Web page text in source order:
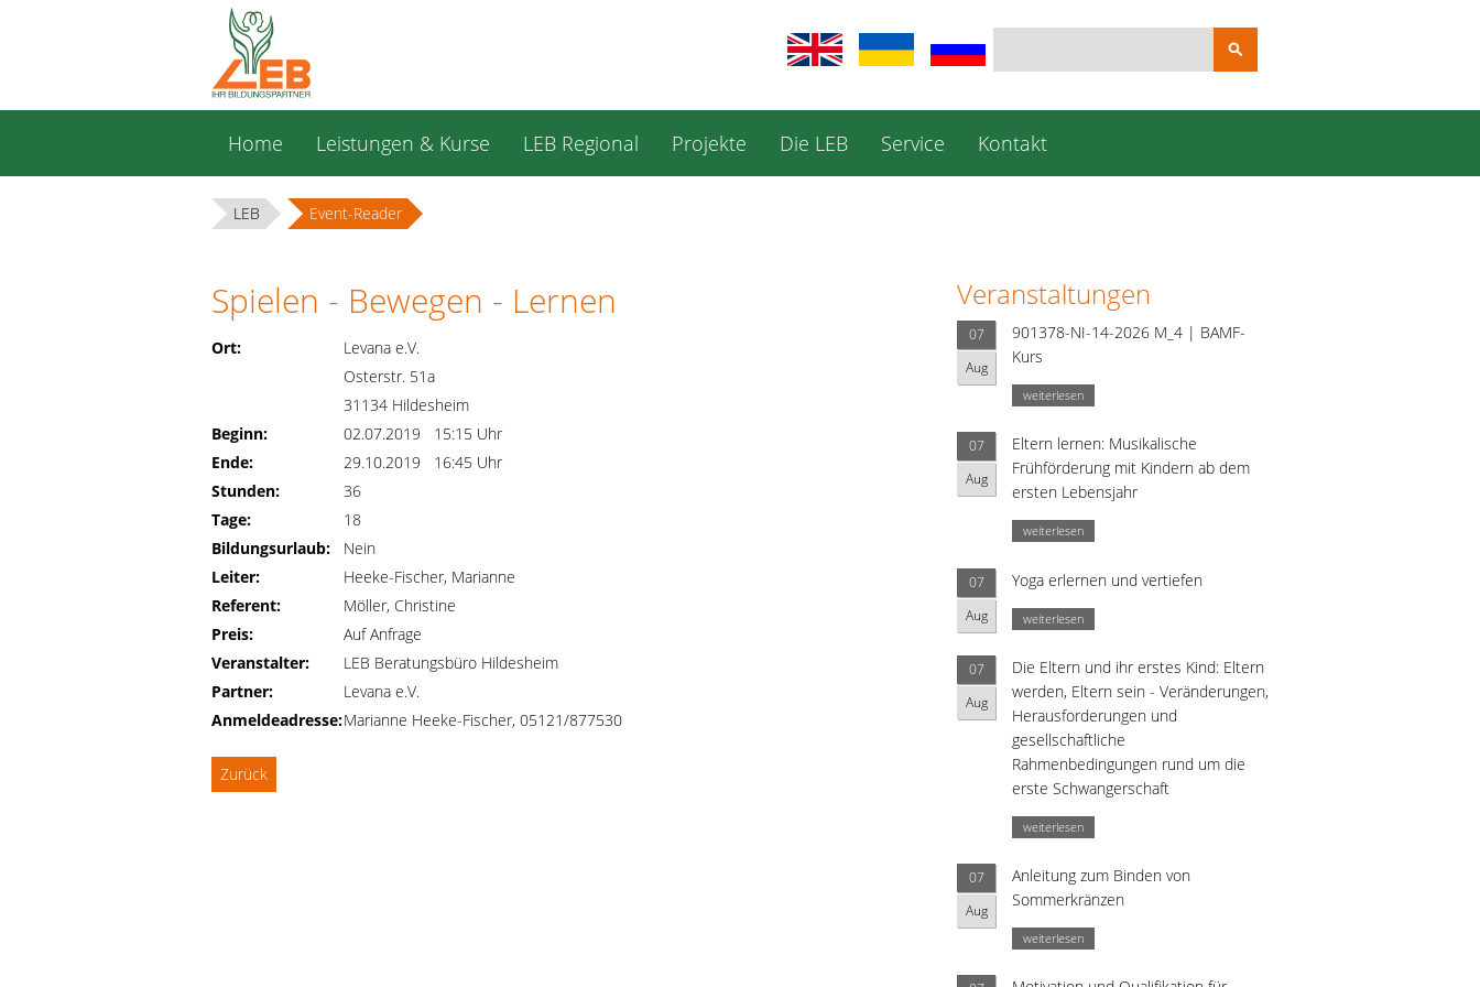
Suchbegriffe
überspringen
Home Leistungen & Kurse LEB Regional Projekte Die LEB Service Kontakt
LEB Event-Reader
Spielen - Bewegen - Lernen
Ort:
Levana e.V.
Osterstr. 51a
31134 Hildesheim
Beginn:
02.07.2019 15:15 Uhr
Ende:
29.10.2019 16:45 Uhr
Stunden:
36
Tage:
18
Bildungsurlaub:
Nein
Leiter:
Heeke-Fischer, Marianne
Referent:
Möller, Christine
Preis:
Auf Anfrage
Veranstalter:
LEB Beratungsbüro Hildesheim
Partner:
Levana e.V.
Anmeldeadresse:Marianne Heeke-Fischer, 05121/877530
Zurück
Veranstaltungen
07
Aug
901378-NI-14-2026 M_4 | BAMF-
Kurs
weiterlesen
07
Aug
Eltern lernen: Musikalische
Frühförderung mit Kindern ab dem
ersten Lebensjahr
weiterlesen
07
Aug
Yoga erlernen und vertiefen
weiterlesen
07
Aug
Die Eltern und ihr erstes Kind: Eltern
werden, Eltern sein - Veränderungen,
Herausforderungen und
gesellschaftliche
Rahmenbedingungen rund um die
erste Schwangerschaft
weiterlesen
07
Aug
Anleitung zum Binden von
Sommerkränzen
weiterlesen